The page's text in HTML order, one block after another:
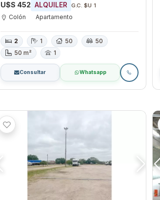
U$S 452 ALQUILER G.C. $U 1
Colón Apartamento
2 1 50
50
50 m²
1
Consultar Whatsapp